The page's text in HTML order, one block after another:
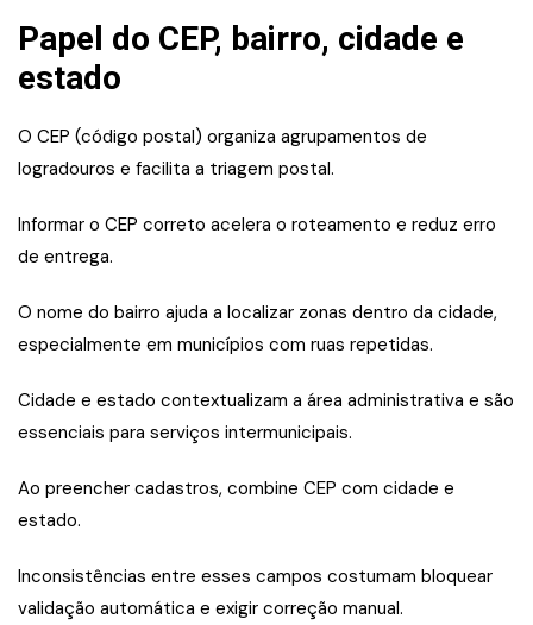
Papel do CEP, bairro, cidade e
estado
O CEP (código postal) organiza agrupamentos de
logradouros e facilita a triagem postal.
Informar o CEP correto acelera o roteamento e reduz erro
de entrega.
O nome do bairro ajuda a localizar zonas dentro da cidade,
especialmente em municípios com ruas repetidas.
Cidade e estado contextualizam a área administrativa e são
essenciais para serviços intermunicipais.
Ao preencher cadastros, combine CEP com cidade e
estado.
Inconsistências entre esses campos costumam bloquear
validação automática e exigir correção manual.